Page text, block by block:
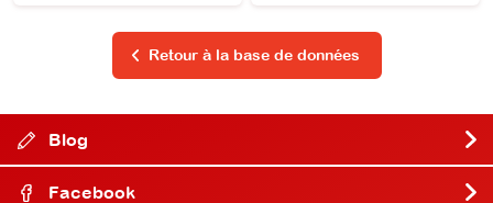
Retour à la base de données
Blog
Facebook